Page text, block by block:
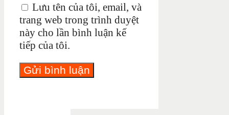
Lưu tên của tôi, email, và
trang web trong trình duyệt
này cho lần bình luận kế
tiếp của tôi.